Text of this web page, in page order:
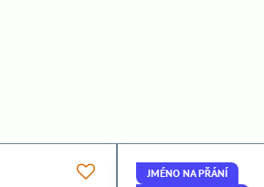
JMÉNO NA PŘÁNÍ